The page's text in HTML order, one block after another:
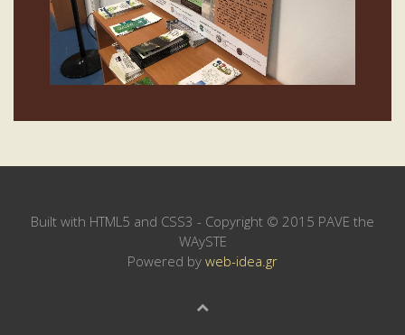
Built with HTML5 and CSS3 - Copyright © 2015 PAVE the
WAySTE
Powered by web-idea.gr